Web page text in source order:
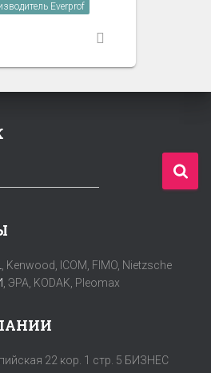
Everprof
, Kenwood, ICOM, FIMO, Nietzsche
, ЭРА, KODAK, Pleomax
22 кор. 1 стр. 5 БИЗНЕС